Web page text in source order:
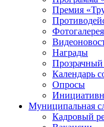
Премия
Фотогалерея
Награды
Прозрачный
Календарь
Опросы
Муниципальная
Кадровый